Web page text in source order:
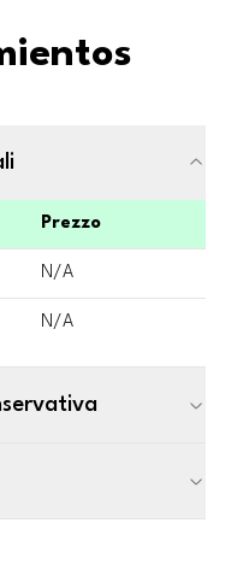
Prezzo
N/A
N/A